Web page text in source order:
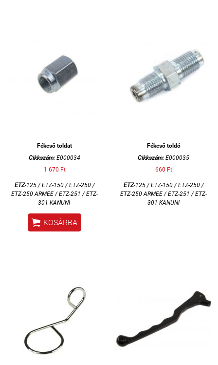
Fékcső toldat
Cikkszám: E000034
1 670 Ft
ETZ-125 / ETZ-150 / ETZ-250 /
ETZ-250 ARMEE / ETZ-251 / ETZ-
301 KANUNI
 KOSÁRBA
Fékcső toldó
Cikkszám: E000035
660 Ft
ETZ-125 / ETZ-150 / ETZ-250 /
ETZ-250 ARMEE / ETZ-251 / ETZ-
301 KANUNI